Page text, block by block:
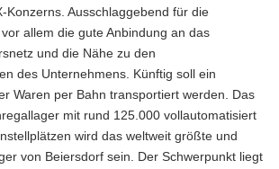
Konzerns. Ausschlaggebend für die
allem die gute Anbindung an das
und die Nähe zu den
des Unternehmens. Künftig soll ein
Waren per Bahn transportiert werden. Das
mit rund 125.000 vollautomatisiert
wird das weltweit größte und
von Beiersdorf sein. Der Schwerpunkt liegt